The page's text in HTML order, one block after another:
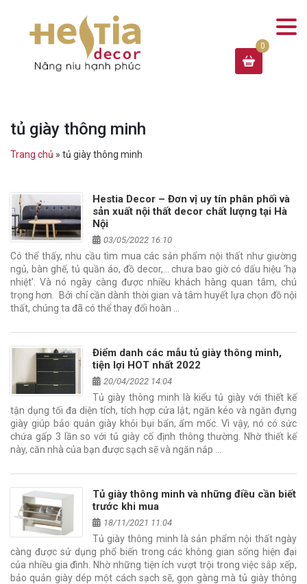
tủ giày thông minh
Trang chủ » tủ giày thông minh
Hestia Decor – Đơn vị uy tín phân phối và
sản xuất nội thất decor chất lượng tại Hà
Nội
03/05/2022 16:10
Có thể thấy, nhu cầu tìm mua các sản phẩm nội thất như giường
ngủ, bàn ghế, tủ quần áo, đồ decor,... chưa bao giờ có dấu hiệu ‘hạ
nhiệt’. Và nó ngày càng được nhiều khách hàng quan tâm, chú
trọng hơn. Bởi chỉ cần dành thời gian và tâm huyết lựa chọn đồ nội
thất, chúng ta đã có thể thay đổi hoàn …
Điểm danh các mẫu tủ giày thông minh,
tiện lợi HOT nhất 2022
20/04/2022 14:04
Tủ giày thông minh là kiểu tủ giày với thiết kế
tận dụng tối đa diện tích, tích hợp cửa lật, ngăn kéo và ngăn đựng
giày giúp bảo quản giày khỏi bụi bẩn, ẩm mốc. Vì vậy, nó có sức
chứa gấp 3 lần so với tủ giày cố định thông thường. Nhờ thiết kế
này, căn nhà của bạn được sạch sẽ và ngăn nắp …
Tủ giày thông minh và những điều cần biết
trước khi mua
18/11/2021 11:04
Tủ giày thông minh là sản phẩm nội thất ngày
càng được sử dụng phổ biến trong các không gian sống hiện đại
của nhiều gia đình. Nhờ những tiện ích vượt trội trong việc sắp xếp,
bảo quản giày dép một cách sạch sẽ, gọn gàng mà tủ giày thông